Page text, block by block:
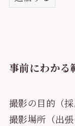
事前にわかる
撮影の目的（
撮影場所（出